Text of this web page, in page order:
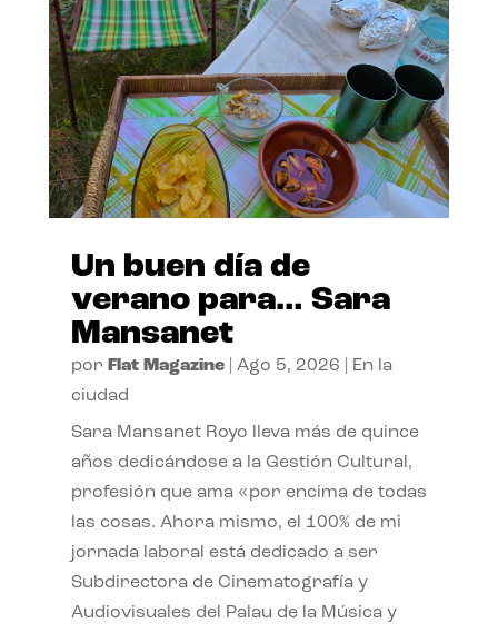
Un buen día de
verano para… Sara
Mansanet
por Flat Magazine| Ago 5, 2026
En la
ciudad
Sara Mansanet Royo lleva más de quince
años dedicándose a la Gestión Cultural,
profesión que ama «por encima de todas
las cosas. Ahora mismo, el 100% de mi
jornada laboral está dedicado a ser
Subdirectora de Cinematografía y
Audiovisuales del Palau de la Música y